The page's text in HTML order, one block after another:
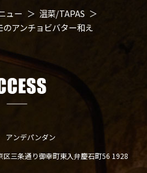
ュー
温菜/TAPAS
アンチョビバター和え
アンデパンダン
区三条通り御幸町東入弁慶石町56 1928